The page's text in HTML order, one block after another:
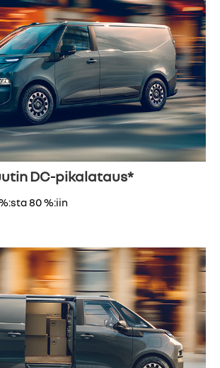
DC-pikalataus*
80 %:iin